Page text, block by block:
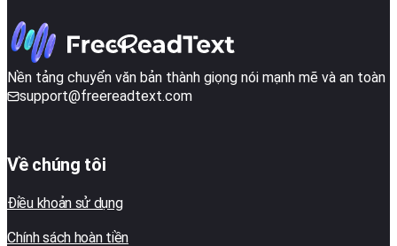
Nền tảng chuyển văn bản thành giọng nói mạnh mẽ và an toàn
support@freereadtext.com
Về chúng tôi
Điều khoản sử dụng
Chính sách hoàn tiền